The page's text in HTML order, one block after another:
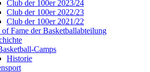
Club der 100er 2023/24
Club der 100er 2022/23
Club der 100er 2021/22
Fame der Basketballabteilung
Camps
Historie